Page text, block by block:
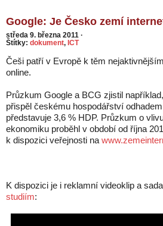
Google: Je Česko zemí
středa 9. března 2011 ·
Štítky: dokument, ICT
Češi patří v Evropě k těm
online.
Průzkum Google a BCG zjistil
přispěl českému hospodářství
představuje 3,6 % HDP. Průzkum o
ekonomiku proběhl v období od října
k dispozici veřejnosti na
K dispozici je i reklamní videoklip a
studiím: